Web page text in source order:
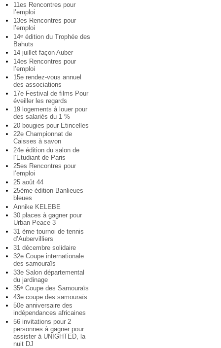
11es Rencontres pour
l’emploi
13es Rencontres pour
l’emploi
14e édition du Trophée des
Bahuts
14 juillet façon Auber
14es Rencontres pour
l’emploi
15e rendez-vous annuel
des associations
17e Festival de films Pour
éveiller les regards
19 logements à louer pour
des salariés du 1 %
20 bougies pour Etincelles
22e Championnat de
Caisses à savon
24e édition du salon de
l’Etudiant de Paris
25es Rencontres pour
l’emploi
25 août 44
25ème édition Banlieues
bleues
Annike KELEBE
30 places à gagner pour
Urban Peace 3
31 ème tournoi de tennis
d’Aubervilliers
31 décembre solidaire
32e Coupe internationale
des samouraïs
33e Salon départemental
du jardinage
35e Coupe des Samouraïs
43e coupe des samouraïs
50e anniversaire des
indépendances africaines
56 invitations pour 2
personnes à gagner pour
assister à UNIGHTED, la
nuit DJ